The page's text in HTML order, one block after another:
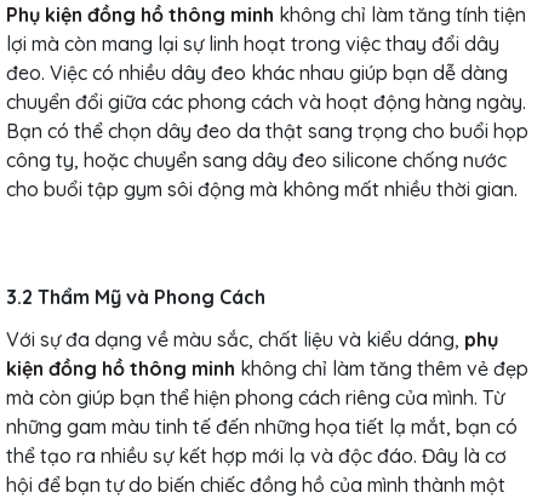
Phụ kiện đồng hồ thông minh không chỉ làm tăng tính tiện
lợi mà còn mang lại sự linh hoạt trong việc thay đổi dây
đeo. Việc có nhiều dây đeo khác nhau giúp bạn dễ dàng
chuyển đổi giữa các phong cách và hoạt động hàng ngày.
Bạn có thể chọn dây đeo da thật sang trọng cho buổi họp
công ty, hoặc chuyển sang dây đeo silicone chống nước
cho buổi tập gym sôi động mà không mất nhiều thời gian.
3.2 Thẩm Mỹ và Phong Cách
Với sự đa dạng về màu sắc, chất liệu và kiểu dáng, phụ
kiện đồng hồ thông minh không chỉ làm tăng thêm vẻ đẹp
mà còn giúp bạn thể hiện phong cách riêng của mình. Từ
những gam màu tinh tế đến những họa tiết lạ mắt, bạn có
thể tạo ra nhiều sự kết hợp mới lạ và độc đáo. Đây là cơ
hội để bạn tự do biến chiếc đồng hồ của mình thành một